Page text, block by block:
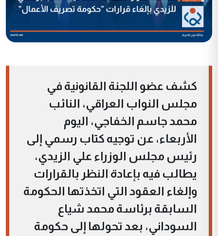
كشف عضو اللجنة القانونية في
مجلس النواب العراقي، النائب
محمد جاسم الخفاجي، اليوم
الأربعاء، عن توجيه كتاب رسمي إلى
رئيس مجلس الوزراء علي الزيدي،
يطالب فيه بإعادة النظر بالقرارات
وإلغاء العقود التي اتخذتها الحكومة
السابقة برئاسة محمد شياع
السوداني، بعد تحولها إلى حكومة